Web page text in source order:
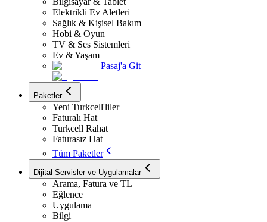
Elektrikli Ev Aletleri
Sağlık & Kişisel Bakım
Hobi & Oyun
TV & Ses Sistemleri
Ev & Yaşam
Pasaj'a Git
Paketler
Yeni Turkcell'liler
Faturalı Hat
Turkcell Rahat
Faturasız Hat
Tüm Paketler
Dijital Servisler ve Uygulamalar
Arama, Fatura ve TL
Eğlence
Uygulama
Bilgi